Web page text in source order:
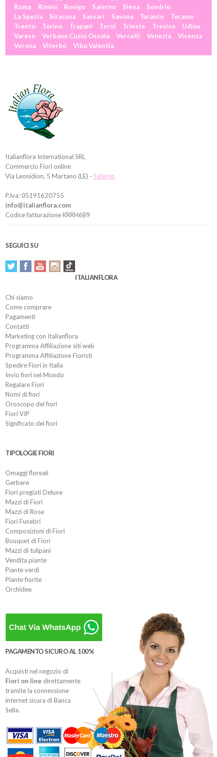
Roma
Rimini Rovigo Salerno Siena
Sondrio
La Spezia
Siracusa Sassari Savona Taranto
Teramo
Trento
Torino Trapani Terni Trieste Treviso
Udine
Varese
Verbano Cusio Ossola Vercelli Venezia
Vicenza
Verona
Viterbo Vibo Valentia
Italianflora International SRL
Commercio Fiori online
Via Leonidion, 5 Martano (LE) -Salento
P.Iva: 05191620755
info@italianflora.com
Codice fatturazione KRRH6B9
SEGUICI SU
ITALIANFLORA
Chi siamo
Come comprare
Pagamenti
Contatti
Marketing con Italianflora
Programma Affiliazione siti web
Programma Affiliazione Fioristi
Spedire Fiori in Italia
Invio fiori nel Mondo
Regalare Fiori
Nomi di fiori
Oroscopo dei fiori
Fiori VIP
Significato dei fiori
TIPOLOGIE FIORI
Omaggi floreali
Gerbere
Fiori pregiati Deluxe
Mazzi di Fiori
Mazzi di Rose
Fiori Funebri
Composizioni di Fiori
Bouquet di Fiori
Mazzi di tulipani
Vendita piante
Piante verdi
Piante fiorite
Orchidee
PAGAMENTO SICURO AL 100%
Acquisti nel negozio di
Fiori on line direttamente
tramite la connessione
internet sicura di Banca
Sella.